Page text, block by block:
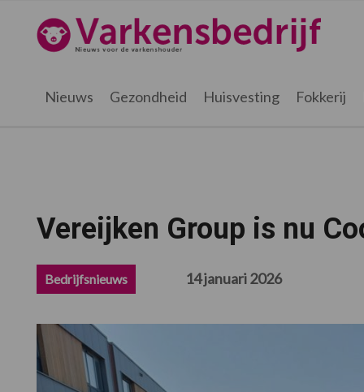
hoofdnavigatie
hoofd
eerste
voettekst
Varkensbedrijf.be
Nieuws Gezondheid Huisvesting Fokkerij
Vereijken Group is nu
Bedrijfsnieuws 14 januari 2026